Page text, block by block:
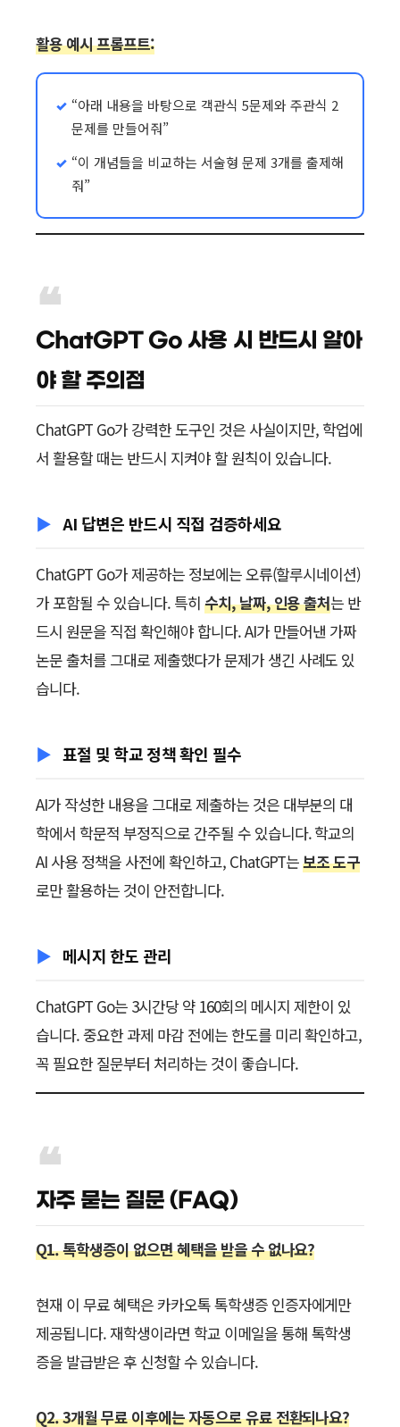
활용 예시 프롬프트:
“아래 내용을 바탕으로 객관식 5문제와 주관식 2
문제를 만들어줘”
“이 개념들을 비교하는 서술형 문제 3개를 출제해
줘”
ChatGPT Go 사용 시 반드시 알아
야 할 주의점
ChatGPT Go가 강력한 도구인 것은 사실이지만, 학업에
서 활용할 때는 반드시 지켜야 할 원칙이 있습니다.
AI 답변은 반드시 직접 검증하세요
ChatGPT Go가 제공하는 정보에는 오류(할루시네이션)
가 포함될 수 있습니다. 특히 수치, 날짜, 인용 출처는 반
드시 원문을 직접 확인해야 합니다. AI가 만들어낸 가짜
논문 출처를 그대로 제출했다가 문제가 생긴 사례도 있
습니다.
표절 및 학교 정책 확인 필수
AI가 작성한 내용을 그대로 제출하는 것은 대부분의 대
학에서 학문적 부정직으로 간주될 수 있습니다. 학교의
AI 사용 정책을 사전에 확인하고, ChatGPT는보조 도구
로만 활용하는 것이 안전합니다.
메시지 한도 관리
ChatGPT Go는 3시간당 약 160회의 메시지 제한이 있
습니다. 중요한 과제 마감 전에는 한도를 미리 확인하고,
꼭 필요한 질문부터 처리하는 것이 좋습니다.
자주 묻는 질문 (FAQ)
Q1. 톡학생증이 없으면 혜택을 받을 수 없나요?
현재 이 무료 혜택은 카카오톡 톡학생증 인증자에게만
제공됩니다. 재학생이라면 학교 이메일을 통해 톡학생
증을 발급받은 후 신청할 수 있습니다.
Q2. 3개월 무료 이후에는 자동으로 유료 전환되나요?